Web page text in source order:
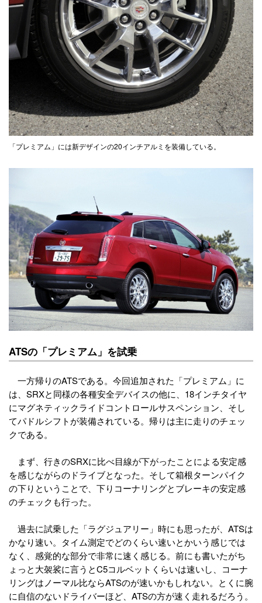
「プレミアム」には新デザインの20インチアルミを装備している。
ATSの「プレミアム」を試乗
一方帰りのATSである。今回追加された「プレミアム」に
は、SRXと同様の各種安全デバイスの他に、18インチタイヤ
にマグネティックライドコントロールサスペンション、そし
てパドルシフトが装備されている。帰りは主に走りのチェッ
クである。
まず、行きのSRXに比べ目線が下がったことによる安定感
を感じながらのドライブとなった。そして箱根ターンパイク
の下りということで、下りコーナリングとブレーキの安定感
のチェックも行った。
過去に試乗した「ラグジュアリー」時にも思ったが、ATSは
かなり速い。タイム測定でどのくらい速いとかいう感じでは
なく、感覚的な部分で非常に速く感じる。前にも書いたがち
ょっと大袈裟に言うとC5コルベットくらいは速いし、コーナ
リングはノーマル比ならATSのが速いかもしれない。とくに腕
に自信のないドライバーほど、ATSの方が速く走れるだろう。